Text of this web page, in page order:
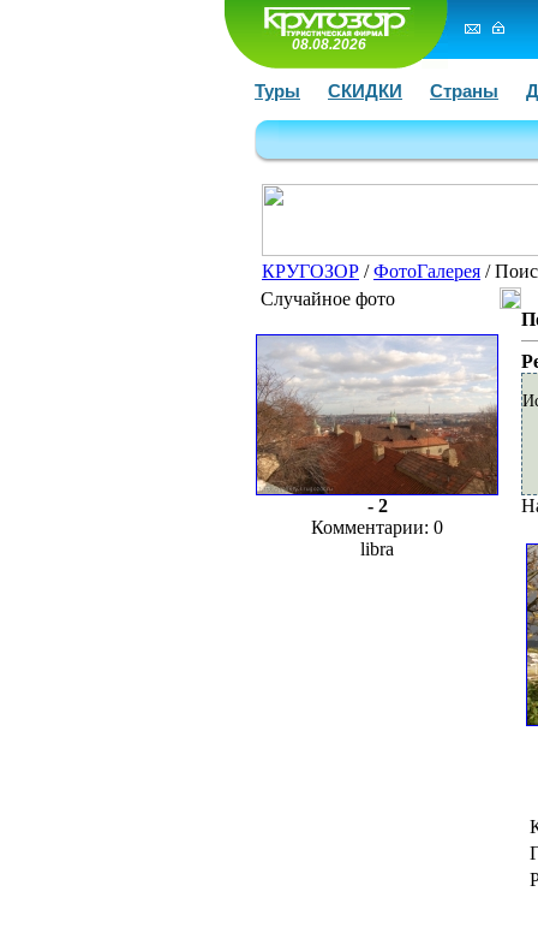
08.08.2026
Туры СКИДКИ Страны
КРУГОЗОР /ФотоГалерея /
Случайное фото
- 2
Комментарии: 0
libra